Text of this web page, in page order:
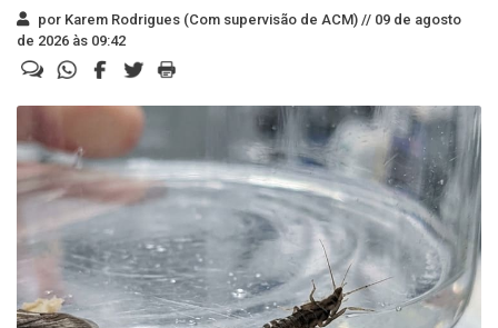
por Karem Rodrigues (Com supervisão de ACM) // 09 de agosto
de 2026 às 09:42